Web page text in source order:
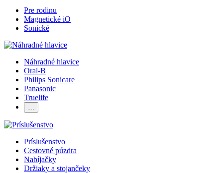
Pre rodinu
Magnetické iO
Sonické
Náhradné hlavice
Oral-B
Philips Sonicare
Panasonic
Truelife
…
Príslušenstvo
Cestovné púzdra
Nabíjačky
Držiaky a stojančeky